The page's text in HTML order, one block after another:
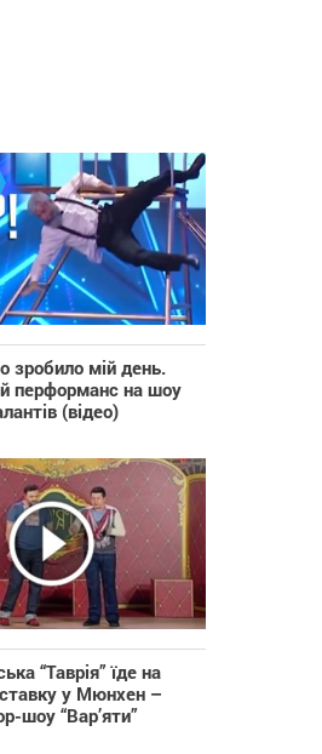
зробило мій день.
перформанс на шоу
(відео)
“Таврія” їде на
у Мюнхен –
шоу “Вар’яти”